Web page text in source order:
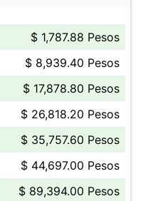
$ 1,787.88 Pesos
$ 8,939.40 Pesos
$ 17,878.80 Pesos
$ 26,818.20 Pesos
$ 35,757.60 Pesos
$ 44,697.00 Pesos
$ 89,394.00 Pesos